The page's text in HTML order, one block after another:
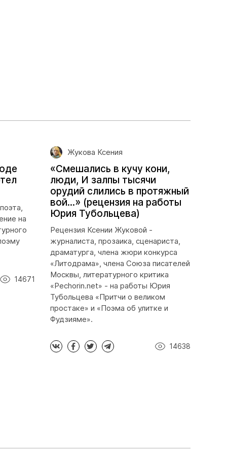
на
14671
Жукова Ксения
«Смешались в кучу кони,
люди, И залпы тысячи
орудий слились в протяжный
вой...» (рецензия на работы
Юрия Тубольцева)
Рецензия Ксении Жуковой -
журналиста, прозаика, сценариста,
драматурга, члена жюри конкурса
«Литодрама», члена Союза писателей
Москвы, литературного критика
«Pechorin.net» - на работы Юрия
Тубольцева «Притчи о великом
простаке» и «Поэма об улитке и
Фудзияме».
14638